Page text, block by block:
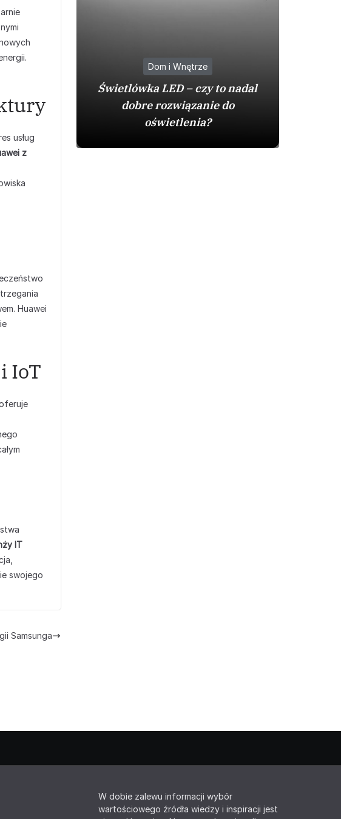
usług
z
Huawei
IoT
IT
swojego
Samsunga
Dom i Wnętrze
Świetlówka LED – czy to nadal
dobre rozwiązanie do
oświetlenia?
W dobie zalewu informacji wybór
wartościowego źródła wiedzy i inspiracji jest